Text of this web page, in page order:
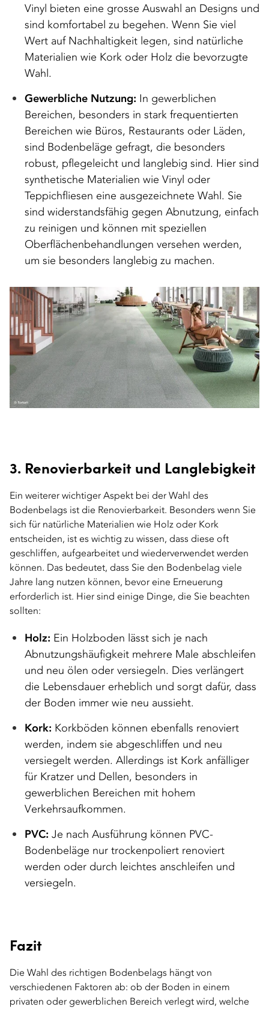
Vinyl bieten eine grosse Auswahl an Designs und
sind komfortabel zu begehen. Wenn Sie viel
Wert auf Nachhaltigkeit legen, sind natürliche
Materialien wie Kork oder Holz die bevorzugte
Wahl.
Gewerbliche Nutzung: In gewerblichen
Bereichen, besonders in stark frequentierten
Bereichen wie Büros, Restaurants oder Läden,
sind Bodenbeläge gefragt, die besonders
robust, pflegeleicht und langlebig sind. Hier sind
synthetische Materialien wie Vinyl oder
Teppichfliesen eine ausgezeichnete Wahl. Sie
sind widerstandsfähig gegen Abnutzung, einfach
zu reinigen und können mit speziellen
Oberflächenbehandlungen versehen werden,
um sie besonders langlebig zu machen.
3. Renovierbarkeit und Langlebigkeit
Ein weiterer wichtiger Aspekt bei der Wahl des
Bodenbelags ist die Renovierbarkeit. Besonders wenn Sie
sich für natürliche Materialien wie Holz oder Kork
entscheiden, ist es wichtig zu wissen, dass diese oft
geschliffen, aufgearbeitet und wiederverwendet werden
können. Das bedeutet, dass Sie den Bodenbelag viele
Jahre lang nutzen können, bevor eine Erneuerung
erforderlich ist. Hier sind einige Dinge, die Sie beachten
sollten:
Holz: Ein Holzboden lässt sich je nach
Abnutzungshäufigkeit mehrere Male abschleifen
und neu ölen oder versiegeln. Dies verlängert
die Lebensdauer erheblich und sorgt dafür, dass
der Boden immer wie neu aussieht.
Kork: Korkböden können ebenfalls renoviert
werden, indem sie abgeschliffen und neu
versiegelt werden. Allerdings ist Kork anfälliger
für Kratzer und Dellen, besonders in
gewerblichen Bereichen mit hohem
Verkehrsaufkommen.
PVC: Je nach Ausführung können PVC-
Bodenbeläge nur trockenpoliert renoviert
werden oder durch leichtes anschleifen und
versiegeln.
Fazit
Die Wahl des richtigen Bodenbelags hängt von
verschiedenen Faktoren ab: ob der Boden in einem
privaten oder gewerblichen Bereich verlegt wird, welche